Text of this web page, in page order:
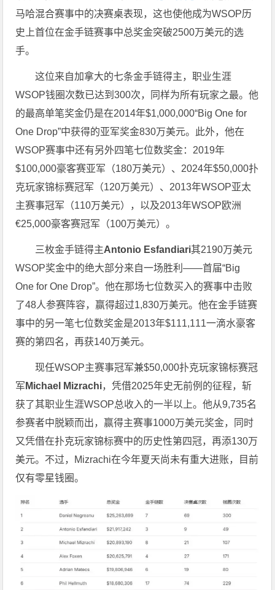
马哈混合赛事中的决赛桌表现，这也使他成为WSOP历
史上首位在金手链赛事中总奖金突破2500万美元的选
手。
这位来自加拿大的七条金手链得主，职业生涯
WSOP钱圈次数已达到300次，同样为所有玩家之最。他
的最高单笔奖金仍是在2014年$1,000,000“Big One for
One Drop”中获得的亚军奖金830万美元。此外，他在
WSOP赛事中还有另外四笔七位数奖金：2019年
$100,000豪客赛亚军（180万美元）、2024年$50,000扑
克玩家锦标赛冠军（120万美元）、2013年WSOP亚太
主赛事冠军（110万美元），以及2013年WSOP欧洲
€25,000豪客赛冠军（100万美元）。
三枚金手链得主Antonio Esfandiari其2190万美元
WSOP奖金中的绝大部分来自一场胜利——首届“Big
One for One Drop”。他在那场七位数买入的赛事中击败
了48人参赛阵容，赢得超过1,830万美元。他在金手链赛
事中的另一笔七位数奖金是2013年$111,111一滴水豪客
赛的第四名，再获140万美元。
现任WSOP主赛事冠军兼$50,000扑克玩家锦标赛冠
军 Michael Mizrachi，凭借2025年史无前例的征程，斩
获了其职业生涯WSOP总收入的一半以上。他从9,735名
参赛者中脱颖而出，赢得主赛事1000万美元奖金，同时
又凭借在扑克玩家锦标赛中的历史性第四冠，再添130万
美元。不过，Mizrachi在今年夏天尚未有重大进账，目前
仅有零星钱圈。